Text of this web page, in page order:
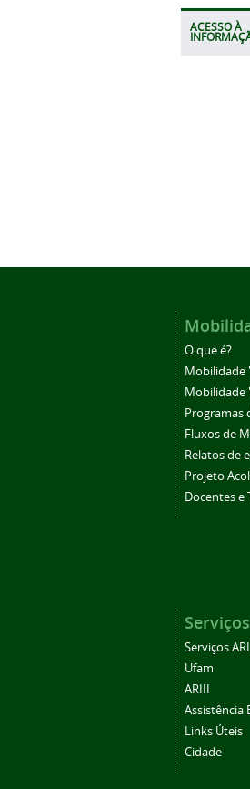
ACESSO À
O que é?
Mobilidade
Mobilidade
Programas
Fluxos de
Relatos de
Projeto
Docentes e
Serviços
Serviços
Ufam
ARIII
Assistência
Links Úteis
Cidade